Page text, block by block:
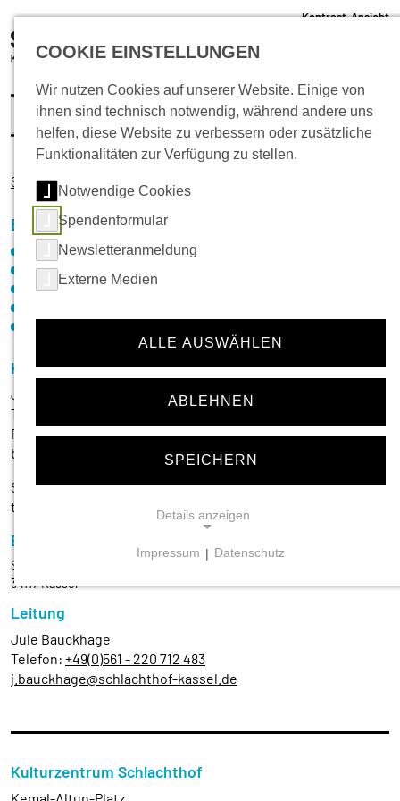
Kontrast-Ansicht
info@schlachthof-kassel.de
Startseite Beratung + Betreuung
Navigation für die Rubrik:
Beratung + Betreuung
Neuigkeiten
Schuldenberatung
Migrationsberatung für erwachsene Zugewanderte
Kontakt - Betreuungsverein
Jasmina Todorovic
Telefon:
Fax:+49(0)561 - 220 712 618
betreuungsverein@schlachthof-kassel.de
Sie können uns Mo., Di., Do. und Fr. von 10:00 bis 12:00 Uhr
telefonisch und persönlich erreichen.
Büroanschrift des Betreuungsverein
Sickingenstr. 7-9, 2. OG
34117 Kassel
Leitung
Jule Bauckhage
Telefon: +49(0)561 - 220 712 483
j.bauckhage@schlachthof-kassel.de
Kulturzentrum Schlachthof
COOKIE EINSTELLUNGEN
Wir nutzen Cookies auf unserer Website. Einige von
ihnen sind technisch notwendig, während andere uns
helfen, diese Website zu verbessern oder zusätzliche
Funktionalitäten zur Verfügung zu stellen.
Notwendige Cookies
Spendenformular
Newsletteranmeldung
Externe Medien
ALLE AUSWÄHLEN
ABLEHNEN
SPEICHERN
Details anzeigen
Notwendige Cookies ermöglichen grundlegende
Funktionen und sind für die einwandfreie Funktion der
Einverständnis-Cookie
Dieser Cookie speichert die ausgewählten
Einverständnis-Optionen des Benutzers
Impressum | Datenschutz